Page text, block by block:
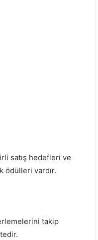
satış hedefleri ve
ödülleri vardır.
takip